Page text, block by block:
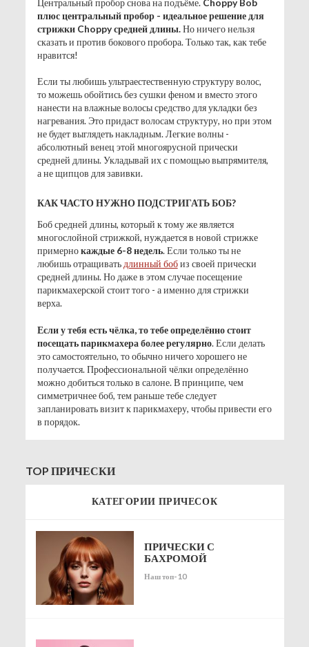
плюс центральный пробор - идеальное решение для
стрижки Choppy средней длины.Но ничего нельзя
сказать и против бокового пробора. Только так, как тебе
нравится!
Если ты любишь ультраестественную структуру волос,
то можешь обойтись без сушки феном и вместо этого
нанести на влажные волосы средство для укладки без
нагревания. Это придаст волосам структуру, но при этом
не будет выглядеть накладным. Легкие волны -
абсолютный венец этой многоярусной прически
средней длины. Укладывай их с помощью выпрямителя,
а не щипцов для завивки.
КАК ЧАСТО НУЖНО ПОДСТРИГАТЬ БОБ?
Боб средней длины, который к тому же является
многослойной стрижкой, нуждается в новой стрижке
примернокаждые 6-8 недель. Если только ты не
любишь отращивать длинный бобиз своей прически
средней длины. Но даже в этом случае посещение
парикмахерской стоит того - а именно для стрижки
верха.
Если у тебя есть чёлка, то тебе определённо стоит
посещать парикмахера более регулярно. Если делать
это самостоятельно, то обычно ничего хорошего не
получается. Профессиональной чёлки определённо
можно добиться только в салоне. В принципе, чем
симметричнее боб, тем раньше тебе следует
запланировать визит к парикмахеру, чтобы привести его
в порядок.
TOP ПРИЧЕСКИ
КАТЕГОРИИ ПРИЧЕСОК
ПРИЧЕСКИ С
БАХРОМОЙ
Наш топ-10